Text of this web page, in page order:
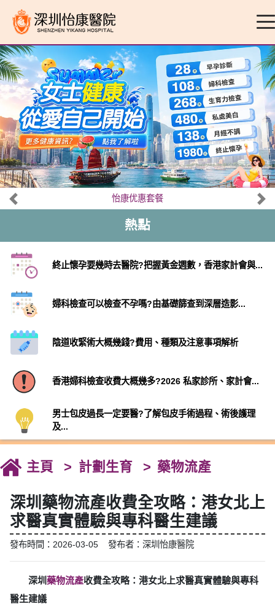
怡康优惠套餐
熱點
終止懷孕要幾時去醫院?把握黃金週數，香港家計會與...
婦科檢查可以檢查不孕嗎?由基礎篩查到深層造影...
陰道收緊術大概幾錢?費用、種類及注意事項解析
香港婦科檢查收費大概幾多?2026 私家診所、家計會...
男士包皮過長一定要醫?了解包皮手術過程、術後護理
及...
主頁 計劃生育 藥物流產
深圳藥物流產收費全攻略：港女北上
求醫真實體驗與專科醫生建議
發布時間：2026-03-05 發布者：深圳怡康醫院
深圳 藥物流產收費全攻略：港女北上求醫真實體驗與專科
醫生建議